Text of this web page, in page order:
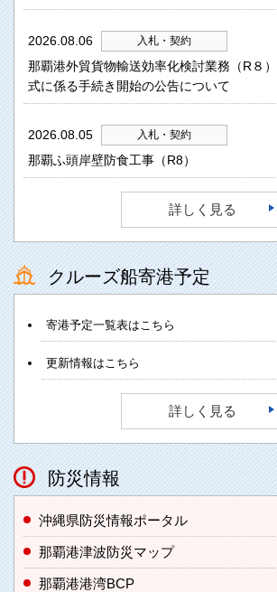
2026.08.06 入札・契約
那覇港外貿貨物輸送効率化検討業務（R８
式に係る手続き開始の公告について
2026.08.05 入札・契約
那覇ふ頭岸壁防食工事（R8）
詳しく見る
クルーズ船寄港予定
寄港予定一覧表はこちら
更新情報はこちら
詳しく見る
防災情報
沖縄県防災情報ポータル
那覇港津波防災マップ
那覇港港湾BCP